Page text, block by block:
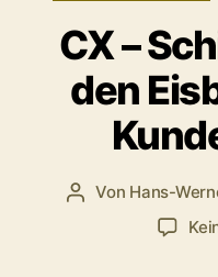
CX –
den
Beitragsautor
Von Hans-